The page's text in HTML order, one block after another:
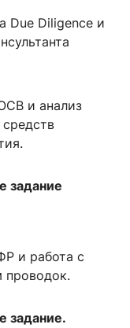
Due Diligence и
и анализ
задание
и работа с
проводок.
задание.